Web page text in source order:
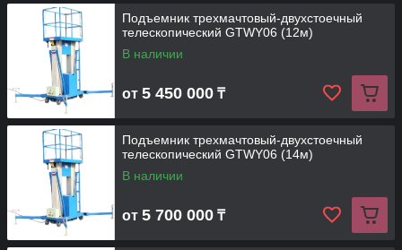
Подъемник трехмачтовый-двухстоечный
телескопический GTWY06 (12м)
В наличии
от 5 450 000 ₸
Подъемник трехмачтовый-двухстоечный
телескопический GTWY06 (14м)
В наличии
от 5 700 000 ₸